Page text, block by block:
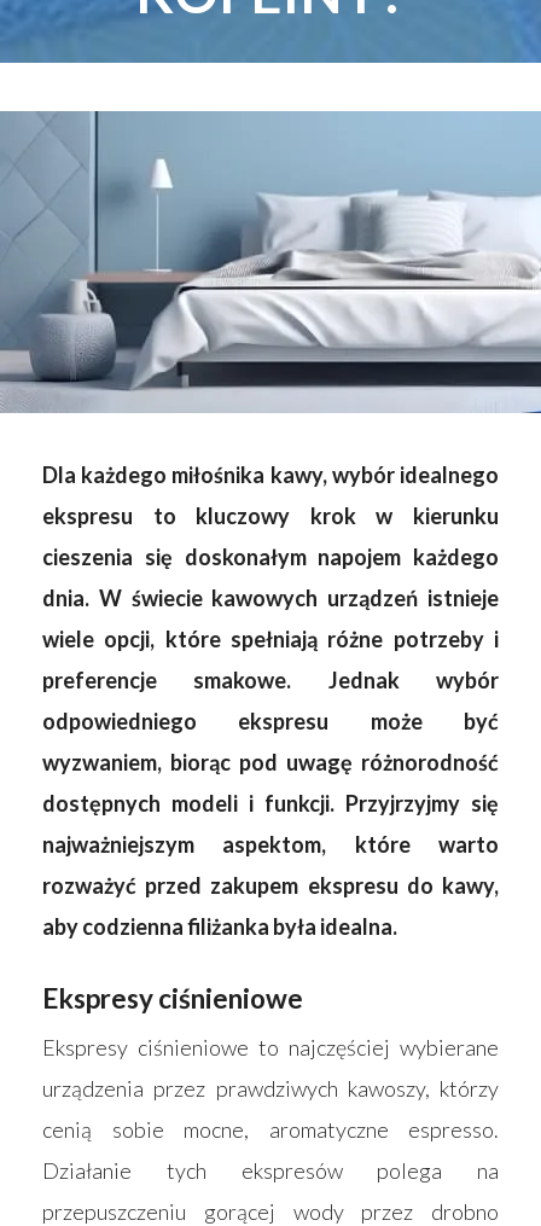
Dla każdego miłośnika kawy, wybór idealnego
ekspresu to kluczowy krok w kierunku
cieszenia się doskonałym napojem każdego
dnia. W świecie kawowych urządzeń istnieje
wiele opcji, które spełniają różne potrzeby i
preferencje smakowe. Jednak wybór
odpowiedniego ekspresu może być
wyzwaniem, biorąc pod uwagę różnorodność
dostępnych modeli i funkcji. Przyjrzyjmy się
najważniejszym aspektom, które warto
rozważyć przed zakupem ekspresu do kawy,
aby codzienna filiżanka była idealna.
Ekspresy ciśnieniowe
Ekspresy ciśnieniowe to najczęściej wybierane
urządzenia przez prawdziwych kawoszy, którzy
cenią sobie mocne, aromatyczne espresso.
Działanie tych ekspresów polega na
przepuszczeniu gorącej wody przez drobno